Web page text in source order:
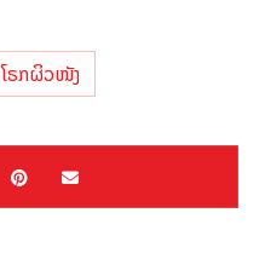
ໂຣກຜິວໜັງ